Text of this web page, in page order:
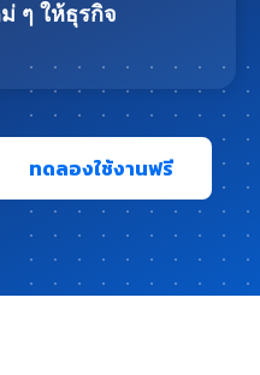
ๆ ให้ธุรกิจ
ทดลองใช้งานฟรี